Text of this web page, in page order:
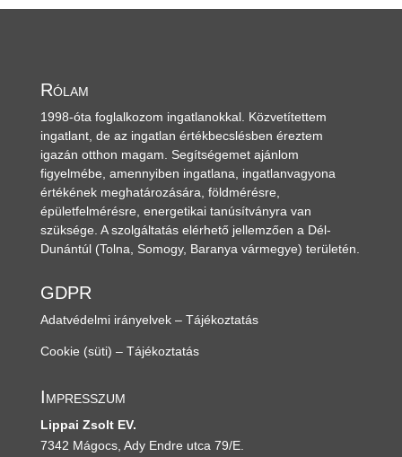
Rólam
1998-óta foglalkozom ingatlanokkal. Közvetítettem
ingatlant, de az ingatlan értékbecslésben éreztem
igazán otthon magam. Segítségemet ajánlom
figyelmébe, amennyiben ingatlana, ingatlanvagyona
értékének meghatározására, földmérésre,
épületfelmérésre, energetikai tanúsítványra van
szüksége. A szolgáltatás elérhető jellemzően a Dél-
Dunántúl (Tolna, Somogy, Baranya vármegye) területén.
GDPR
Adatvédelmi irányelvek – Tájékoztatás
Cookie (süti) – Tájékoztatás
Impresszum
Lippai Zsolt EV.
7342 Mágocs, Ady Endre utca 79/E.